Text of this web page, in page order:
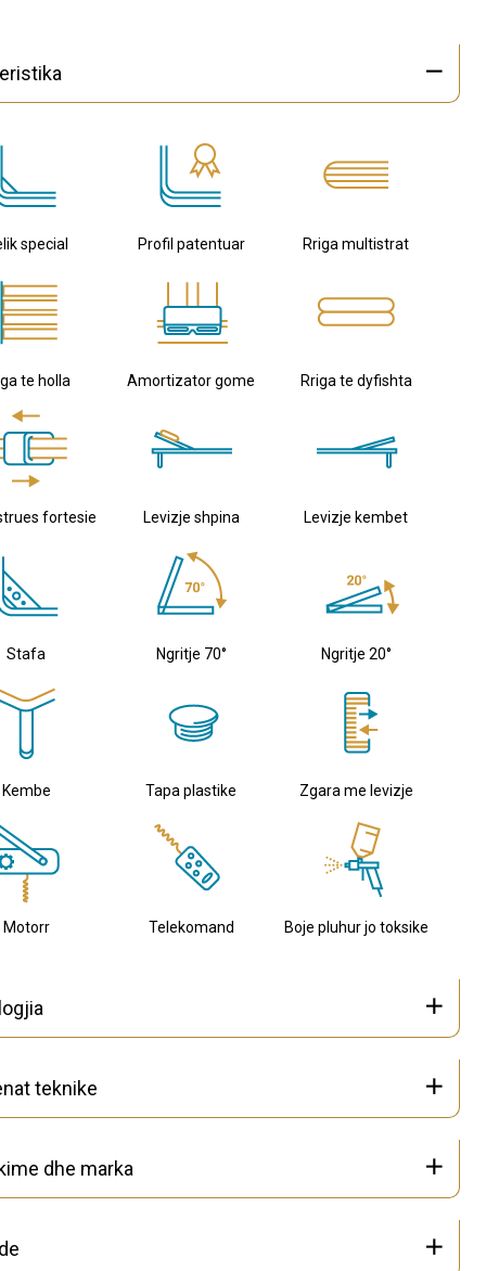
special Profil patentuar Rriga multistrat
te holla Amortizator gome Rriga te dyfishta
fortesie Levizje shpina Levizje kembet
Stafa Ngritje 70° Ngritje 20°
Kembe Tapa plastike Zgara me levizje
Motorr Telekomand Boje pluhur jo toksike
teknike
dhe marka